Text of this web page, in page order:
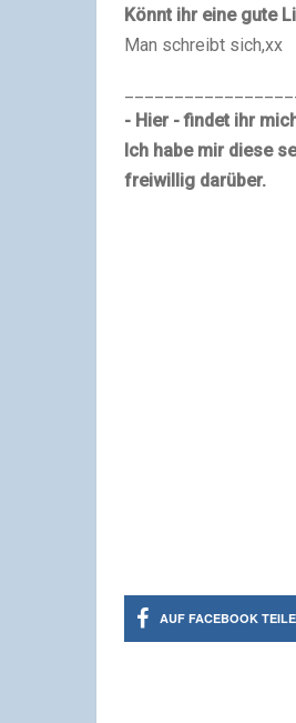
Könnt ihr eine gute
Man schreibt sich,xx
- Hier - findet ihr
Ich habe mir diese
freiwillig darüber.
AUF FACEBOOK